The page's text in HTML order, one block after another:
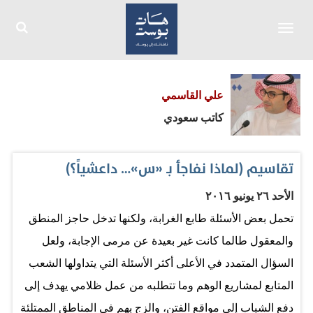
علي القاسمي
كاتب سعودي
تقاسيم (لماذا نفاجأ بـ «س»… داعشياً؟)
الأحد ٢٦ يونيو ٢٠١٦
تحمل بعض الأسئلة طابع الغرابة، ولكنها تدخل حاجز المنطق
والمعقول طالما كانت غير بعيدة عن مرمى الإجابة، ولعل
السؤال المتمدد في الأعلى أكثر الأسئلة التي يتداولها الشعب
المتابع لمشاريع الوهم وما تتطلبه من عمل ظلامي يهدف إلى
دفع الشباب إلى مواقع الفتن، والزج بهم في المناطق الممتلئة